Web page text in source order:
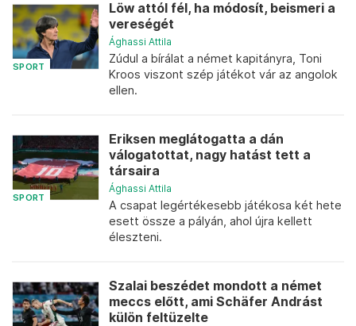
SPORT
Löw attól fél, ha módosít, beismeri a
vereségét
Ághassi Attila
Zúdul a bírálat a német kapitányra, Toni
Kroos viszont szép játékot vár az angolok
ellen.
SPORT
Eriksen meglátogatta a dán
válogatottat, nagy hatást tett a
társaira
Ághassi Attila
A csapat legértékesebb játékosa két hete
esett össze a pályán, ahol újra kellett
éleszteni.
Szalai beszédet mondott a német
meccs előtt, ami Schäfer Andrást
külön feltüzelte